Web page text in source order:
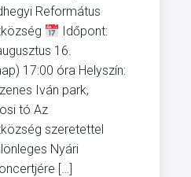
Református
Időpont:
16.
17:00 óra Helyszín:
Iván park,
tó Az
szeretettel
Nyári
[…]